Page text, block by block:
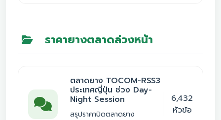
ราคายางตลาดล่วงหน้า
ตลาดยาง TOCOM-RSS3
ประเทศญี่ปุ่น ช่วง Day-
Night Session
สรุปราคาปิดตลาดยาง
6,432
หัวข้อ